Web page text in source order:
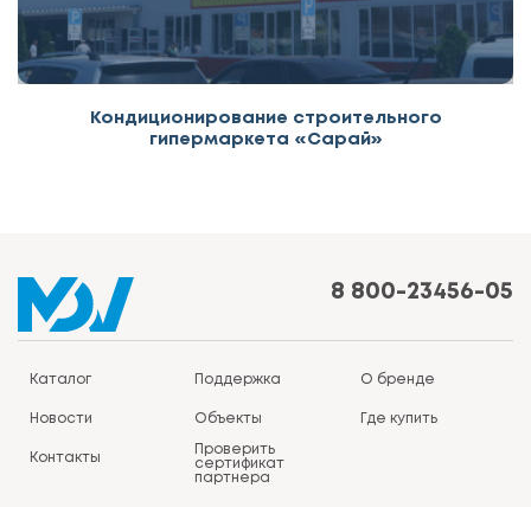
Кондиционирование строительного
гипермаркета «Сарай»
8 800-23456-05
Каталог Поддержка О бренде
Новости Объекты Где купить
Контакты
Проверить
сертификат
партнера